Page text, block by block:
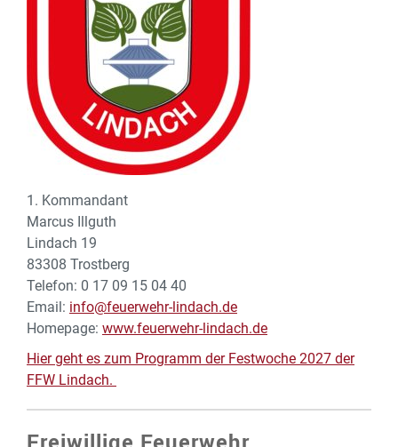
1. Kommandant
Marcus Illguth
Lindach 19
83308 Trostberg
Telefon: 0 17 09 15 04 40
Email: info@feuerwehr-lindach.de
Homepage: www.feuerwehr-lindach.de
Hier geht es zum Programm der Festwoche 2027 der
FFW Lindach.